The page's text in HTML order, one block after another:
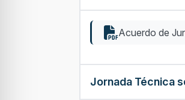
Acuerdo de
Jornada Técnica